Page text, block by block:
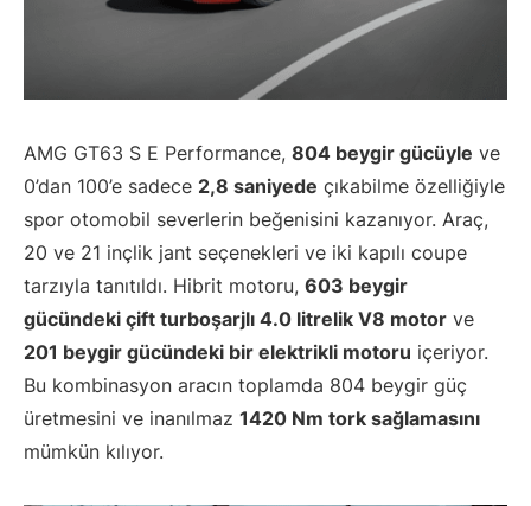
AMG GT63 S E Performance, 804 beygir gücüyle ve
0’dan 100’e sadece 2,8 saniyede çıkabilme özelliğiyle
spor otomobil severlerin beğenisini kazanıyor. Araç,
20 ve 21 inçlik jant seçenekleri ve iki kapılı coupe
tarzıyla tanıtıldı. Hibrit motoru, 603 beygir
gücündeki çift turboşarjlı 4.0 litrelik V8 motor ve
201 beygir gücündeki bir elektrikli motoru içeriyor.
Bu kombinasyon aracın toplamda 804 beygir güç
üretmesini ve inanılmaz 1420 Nm tork sağlamasını
mümkün kılıyor.